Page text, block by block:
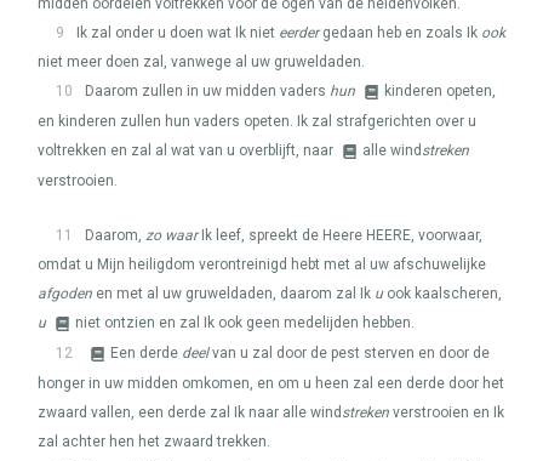
midden oordelen voltrekken voor de ogen van de heidenvolken.
9
Ik zal onder u doen wat Ik niet eerdergedaan heb en zoals Ik ook
niet meer doen zal, vanwege al uw gruweldaden.
10
Daarom zullen in uw midden vaders hun
kinderen opeten,
en kinderen zullen hun vaders opeten. Ik zal strafgerichten over u
voltrekken en zal al wat van u overblijft, naar
alle wind streken
verstrooien.
11 Daarom, zo waarIk leef, spreekt de Heere HEERE, voorwaar,
omdat u Mijn heiligdom verontreinigd hebt met al uw afschuwelijke
afgoden en met al uw gruweldaden, daarom zal Ik uook kaalscheren,
u
niet ontzien en zal Ik ook geen medelijden hebben.
12
Een derde deelvan u zal door de pest sterven en door de
honger in uw midden omkomen, en om u heen zal een derde door het
zwaard vallen, een derde zal Ik naar alle wind streken verstrooien en Ik
zal achter hen het zwaard trekken.